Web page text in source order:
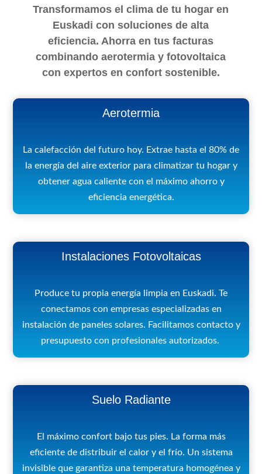
Transformamos el clima de tu hogar en
Euskadi con soluciones de alta
eficiencia. Ahorra en tus facturas
combinando aerotermia y fotovoltaica
con expertos en confort sostenible.
Aerotermia
La calefacción del futuro hoy. Extrae hasta el 80% de
la energía del aire exterior para climatizar tu hogar y
obtener agua caliente con el máximo ahorro y
eficiencia energética.
Instalaciones Fotovoltaicas
Produce tu propia energía limpia en Euskadi. Te
conectamos con empresas especializadas en
instalación de paneles solares. Facilitamos contacto y
presupuesto con profesionales autorizados.
Suelo Radiante
El máximo confort bajo tus pies. La forma más
eficiente de distribuir el calor y el frío. Un sistema
invisible que garantiza una temperatura homogénea y